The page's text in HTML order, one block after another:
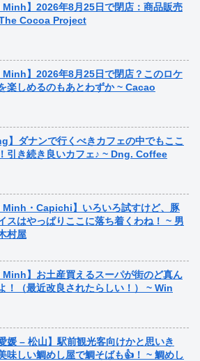
Minh】2026年8月25日で閉店：商品販売
Cocoa Project
Minh】2026年8月25日で閉店？このロケ
楽しめるのもあとわずか ~ Cacao
】ダナンで行くべきカフェの中でもここ
引き続き良いカフェ♪ ~ Dng. Coffee
Minh・Capichi】いろいろ試すけど、豚
スはやっぱりここに落ち着くわね！ ~ 男
村屋
Minh】お土産買えるスーパが街のど真ん
！（最近改良されたらしい！） ~ Win
媛 – 松山】駅前観光客向けかと思いき
味しい鯛めし屋で鯛そばも👍！ ~ 鯛めし